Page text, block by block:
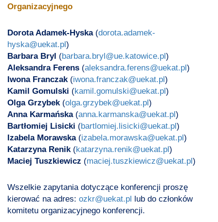
Organizacyjnego
Dorota Adamek-Hyska (dorota.adamek-
hyska@uekat.pl)
Barbara Bryl (barbara.bryl@ue.katowice.pl)
Aleksandra Ferens (aleksandra.ferens@uekat.pl)
Iwona Franczak (iwona.franczak@uekat.pl)
Kamil Gomulski (kamil.gomulski@uekat.pl)
Olga Grzybek (olga.grzybek@uekat.pl)
Anna Karmańska (anna.karmanska@uekat.pl)
Bartłomiej Lisicki (bartlomiej.lisicki@uekat.pl)
Izabela Morawska (izabela.morawska@uekat.pl)
Katarzyna Renik (katarzyna.renik@uekat.pl)
Maciej Tuszkiewicz (maciej.tuszkiewicz@uekat.pl)
Wszelkie zapytania dotyczące konferencji proszę
kierować na adres: ozkr@uekat.pl lub do członków
komitetu organizacyjnego konferencji.